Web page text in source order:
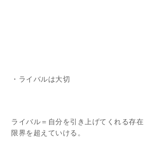
・ライバルは大切
ライバル＝自分を引き上げてくれる存在
限界を超えていける。